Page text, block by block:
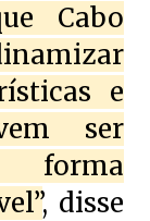
Cabo
e
ser
forma
, disse